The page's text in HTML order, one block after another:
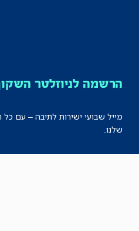
הרשמה לניוזלטר
מייל שבועי ישירות לתיבה – עם
שלנו.